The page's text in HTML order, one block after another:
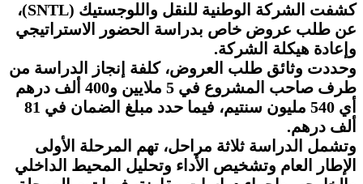
كشفت الشركة الوطنية للنقل واللوجستيك (SNTL)،
عن طلب عروض خاص بدراسة الحضور الاستراتيجي
وإعادة هيكلة الشركة.
وحددت وثائق طلب العروض، كلفة إنجاز الدراسة من
طرف صاحب المشروع في 5 ملايين و400 ألف درهم
أي 540 مليون سنتيم، فيما حدد مبلغ الضمان في 81
ألف درهم.
وتشمل الدراسة ثلاثة مراحل، تهم المرحلة الأولى
الإطار العام وتشخيص الأداء وتحليل المحيط الداخلي